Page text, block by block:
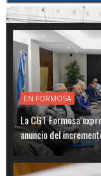
EN FORMOSA
La CGT Formosa
anuncio del